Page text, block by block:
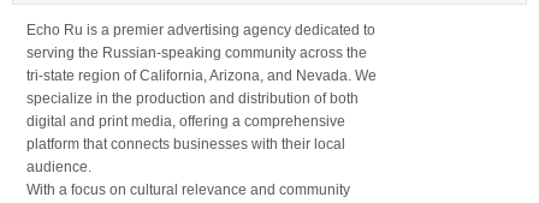
Echo Ru is a premier advertising agency dedicated to
serving the Russian-speaking community across the
tri-state region of California, Arizona, and Nevada. We
specialize in the production and distribution of both
digital and print media, offering a comprehensive
platform that connects businesses with their local
audience.
With a focus on cultural relevance and community